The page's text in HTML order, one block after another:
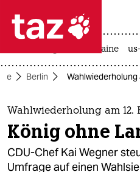
 taz zahl
taz zahl ich
themen
politik
öko
krieg in der ukraine
Berlin Wahlwiederholung
Wahlwiederholung am 12.
König ohne
CDU-Chef Kai Wegner
Umfrage auf einen